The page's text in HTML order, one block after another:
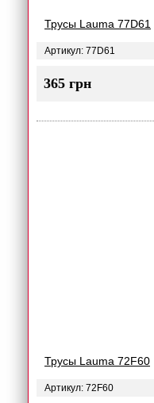
Трусы Lauma 77D61
Артикул: 77D61
365 грн
Трусы Lauma 72F60
Артикул: 72F60